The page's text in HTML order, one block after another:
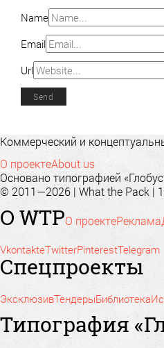
Name
Email
Url
Коммерческий и
О проектеAbout us
Основано типографией
© 2011—2026 | What the Pack |
О WTPО проектеРеклама
VkontakteTwitterPinterestTelegram
Спецпроекты
ЭксклюзивТендерыБиблиотека
Типография